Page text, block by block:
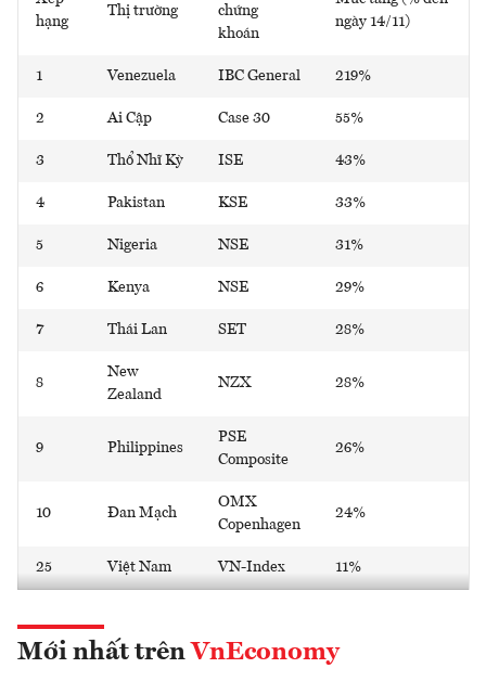
hạng
Thị trường
chứng
khoán
ngày 14/11)
1 Venezuela IBC General 219%
2 Ai Cập Case 30 55%
3 Thổ Nhĩ Kỳ ISE 43%
4 Pakistan KSE 33%
5 Nigeria NSE 31%
6 Kenya NSE 29%
7 Thái Lan SET 28%
8
New
Zealand
NZX 28%
9 Philippines
PSE
Composite
26%
10 Đan Mạch
OMX
Copenhagen
24%
25 Việt Nam VN-Index 11%
Mới nhất trên VnEconomy